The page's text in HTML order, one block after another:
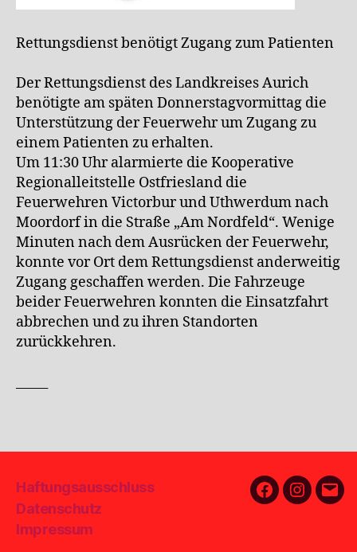
Rettungsdienst benötigt Zugang zum Patienten
Der Rettungsdienst des Landkreises Aurich
benötigte am späten Donnerstagvormittag die
Unterstützung der Feuerwehr um Zugang zu
einem Patienten zu erhalten.
Um 11:30 Uhr alarmierte die Kooperative
Regionalleitstelle Ostfriesland die
Feuerwehren Victorbur und Uthwerdum nach
Moordorf in die Straße „Am Nordfeld“. Wenige
Minuten nach dem Ausrücken der Feuerwehr,
konnte vor Ort dem Rettungsdienst anderweitig
Zugang geschaffen werden. Die Fahrzeuge
beider Feuerwehren konnten die Einsatzfahrt
abbrechen und zu ihren Standorten
zurückkehren.
Haftungsausschluss
Datenschutz
Impressum
FacebookE-